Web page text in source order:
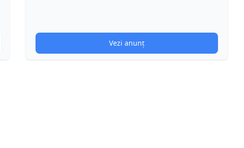
Vezi anunț